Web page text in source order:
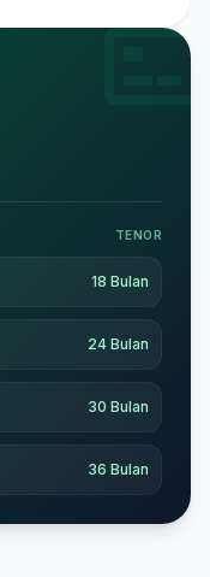
TENOR
18 Bulan
24 Bulan
30 Bulan
36 Bulan